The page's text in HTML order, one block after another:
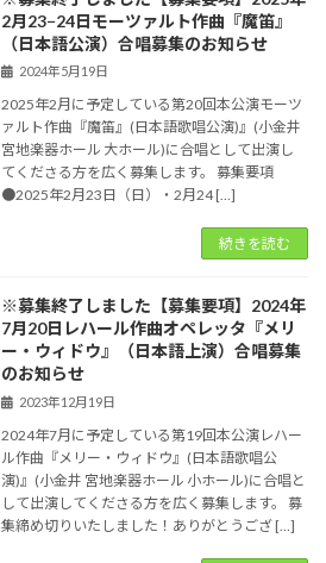
2月23−24日モーツァルト作曲『魔笛』
（日本語公演）合唱募集のお知らせ
2024年5月19日
2025年2月に予定している第20回本公演モーツ
ァルト作曲『魔笛』(日本語歌唱公演)』(小金井
宮地楽器ホール 大ホール)に合唱として出演し
てくださる方を広く募集します。 募集要項
●2025年2月23日（日）・2月24 […]
続きを読む
※募集終了しました【募集要項】2024年
7月20日レハール作曲オペレッタ『メリ
ー・ウィドウ』（日本語上演）合唱募集
のお知らせ
2023年12月19日
2024年7月に予定している第19回本公演レハー
ル作曲『メリー・ウィドウ』(日本語歌唱公
演)』(小金井 宮地楽器ホール 小ホール)に合唱と
して出演してくださる方を広く募集します。 募
集締め切りいたしました！ありがとうござ […]